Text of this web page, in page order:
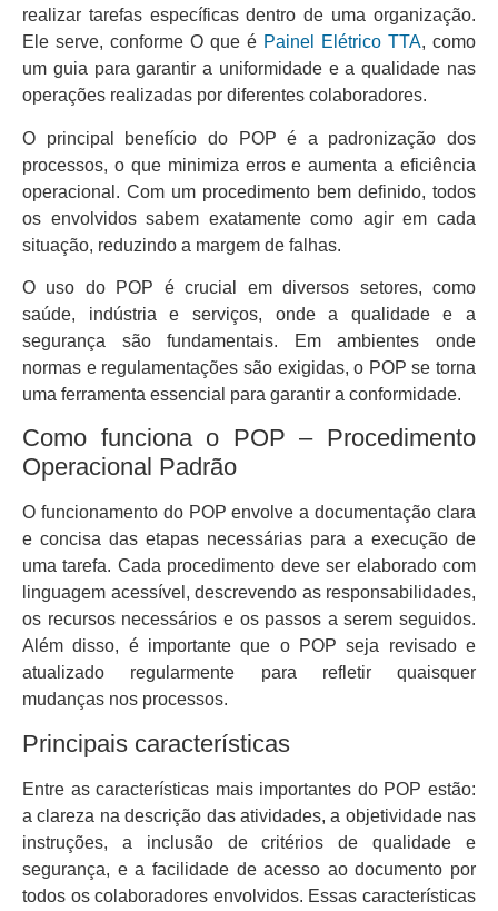
realizar tarefas específicas dentro de uma organização.
Ele serve, conforme O que é Painel Elétrico TTA, como
um guia para garantir a uniformidade e a qualidade nas
operações realizadas por diferentes colaboradores.
O principal benefício do POP é a padronização dos
processos, o que minimiza erros e aumenta a eficiência
operacional. Com um procedimento bem definido, todos
os envolvidos sabem exatamente como agir em cada
situação, reduzindo a margem de falhas.
O uso do POP é crucial em diversos setores, como
saúde, indústria e serviços, onde a qualidade e a
segurança são fundamentais. Em ambientes onde
normas e regulamentações são exigidas, o POP se torna
uma ferramenta essencial para garantir a conformidade.
Como funciona o POP – Procedimento
Operacional Padrão
O funcionamento do POP envolve a documentação clara
e concisa das etapas necessárias para a execução de
uma tarefa. Cada procedimento deve ser elaborado com
linguagem acessível, descrevendo as responsabilidades,
os recursos necessários e os passos a serem seguidos.
Além disso, é importante que o POP seja revisado e
atualizado regularmente para refletir quaisquer
mudanças nos processos.
Principais características
Entre as características mais importantes do POP estão:
a clareza na descrição das atividades, a objetividade nas
instruções, a inclusão de critérios de qualidade e
segurança, e a facilidade de acesso ao documento por
todos os colaboradores envolvidos. Essas características